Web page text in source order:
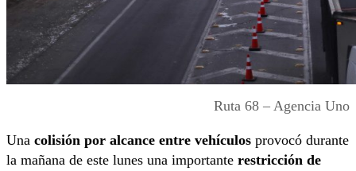
Ruta 68 – Agencia Uno
Una colisión por alcance entre vehículos provocó durante
la mañana de este lunes una importante restricción de